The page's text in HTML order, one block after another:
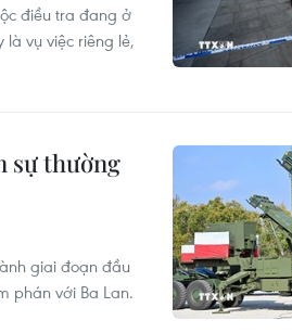
điều tra đang ở
vụ việc riêng lẻ,
sự thường
giai đoạn đầu
phán với Ba Lan.